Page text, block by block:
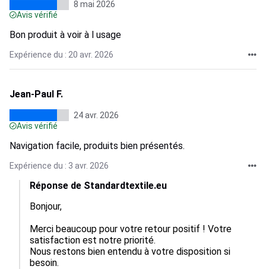
8 mai 2026
Avis vérifié
Bon produit à voir à l usage
Expérience du : 20 avr. 2026
Jean-Paul F.
24 avr. 2026
Avis vérifié
Navigation facile, produits bien présentés.
Expérience du : 3 avr. 2026
Réponse de Standardtextile.eu
Bonjour,
Merci beaucoup pour votre retour positif ! Votre
satisfaction est notre priorité.
Nous restons bien entendu à votre disposition si
besoin.